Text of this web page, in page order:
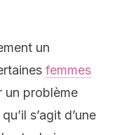
un
femmes
un problème
s’agit d’une